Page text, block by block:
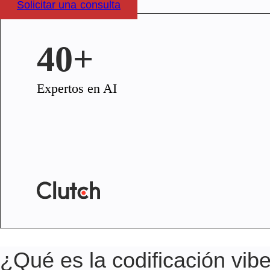
Solicitar una consulta
40+
Expertos en AI
¿Qué es la codificación